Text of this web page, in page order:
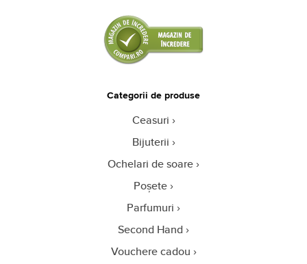
Categorii de produse
Ceasuri
Bijuterii
Ochelari de soare
Poșete
Parfumuri
Second Hand
Vouchere cadou